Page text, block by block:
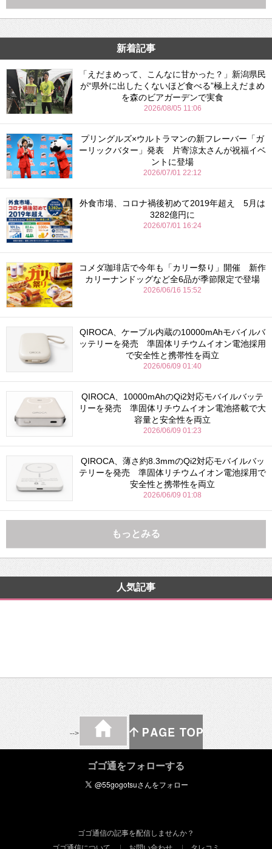
新着記事
「えだまめって、こんなに甘かった？」新潟県民
が“県外に出したくないほど食べる”極上えだまめ
を森のビアガーデンで実食
2026/08/05 11:06
プリングルズ×ウルトラマンの新フレーバー「ガ
ーリックバター」発表 片寄涼太さんが祝福イベ
ントに登場
2026/07/01 22:12
外食市場、コロナ禍後初めて2019年超え 5月は
3282億円に
2026/07/01 16:24
コメダ珈琲店で今年も「カリー祭り」開催 新作
カリーナンドッグなど全6品が季節限定で登場
2026/06/16 15:52
QIROCA、ケーブル内蔵の10000mAhモバイルバ
ッテリーを発売 準固体リチウムイオン電池採用
で安全性と携帯性を両立
2026/06/09 01:40
QIROCA、10000mAhのQi2対応モバイルバッテ
リーを発売 準固体リチウムイオン電池搭載で大
容量と安全性を両立
2026/06/09 01:23
QIROCA、薄さ約8.3mmのQi2対応モバイルバッ
テリーを発売 準固体リチウムイオン電池採用で
安全性と携帯性を両立
2026/06/09 01:08
もっとみる
人気記事
-->
ゴゴ通をフォローする
ゴゴ通信の記事を配信しませんか？